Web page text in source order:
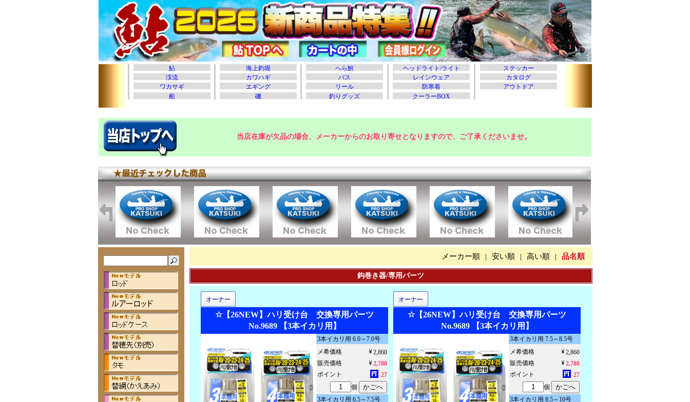
当店在庫が欠品の場合、メーカーからのお取り寄せとなりますので、ご了承くださいませ。
メーカー順 | 安い順 | 高い順 | 品名順
鈎巻き器/専用パーツ
オーナー
☆【26NEW】ハリ受け台 交換専用パーツ
No.9689 【3本イカリ用】
3本イカリ用 6.0～7.0号
メ希価格
2,860
販売価格
2,780
ポイント
27
個
3本イカリ用 6.5～7.5号
オーナー
☆【26NEW】ハリ受け台 交換専用パーツ
No.9689 【3本イカリ用】
3本イカリ用 7.5～8.5号
メ希価格
2,860
販売価格
2,780
ポイント
27
個
3本イカリ用 8.5～10号